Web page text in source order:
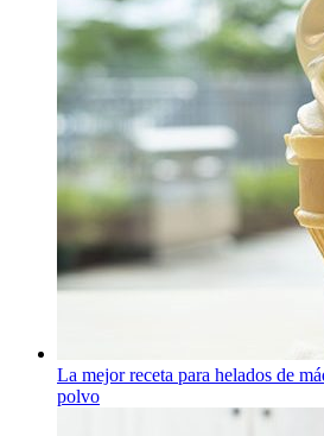
La mejor receta para helados de
polvo